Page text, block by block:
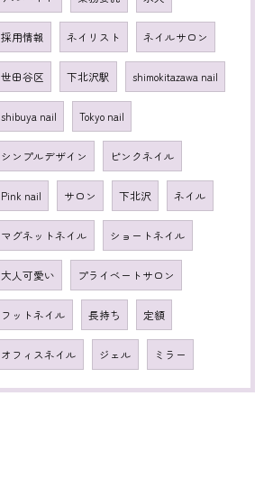
採用情報 ネイリスト ネイルサロン
世田谷区 下北沢駅 shimokitazawa nail
shibuya nail Tokyo nail
シンプルデザイン ピンクネイル
Pink nail サロン 下北沢 ネイル
マグネットネイル ショートネイル
大人可愛い プライベートサロン
フットネイル 長持ち 定額
オフィスネイル ジェル ミラー